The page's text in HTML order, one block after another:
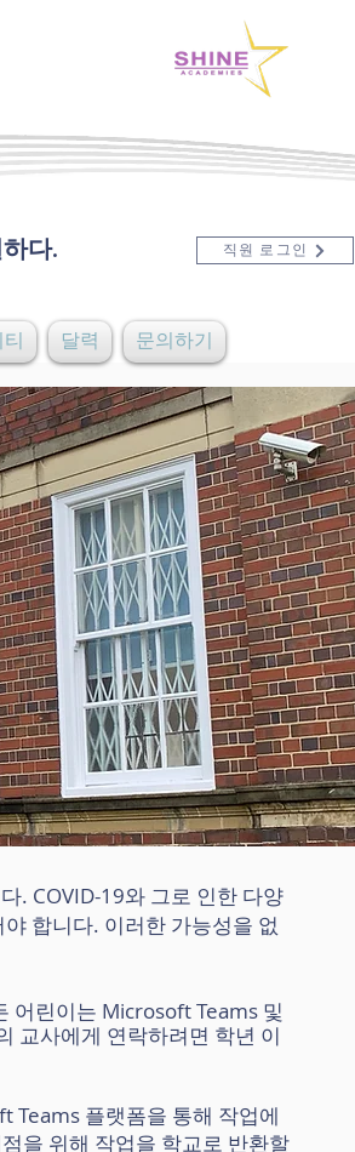
다. 직원 로그인
달력 문의하기
. COVID-19와 그로 인한 다양
합니다. 이러한 가능성을 없
어린이는 Microsoft Teams 및
교사에게 연락하려면 학년 이
Teams 플랫폼을 통해 작업에
을 위해 작업을 학교로 반환할